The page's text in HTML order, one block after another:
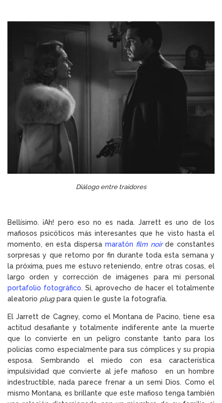
Diálogo entre traidores
Bellísimo. ¡Ah! pero eso no es nada. Jarrett es uno de los
mafiosos psicóticos más interesantes que he visto hasta el
momento, en esta dispersa maratón film noirde constantes
sorpresas y que retomo por fin durante toda esta semana y
la próxima, pues me estuvo reteniendo, entre otras cosas, el
largo orden y corrección de imágenes para mi personal
portafolio fotográfico. Sí, aprovecho de hacer el totalmente
aleatorio plugpara quien le guste la fotografía.
El Jarrett de Cagney, como el Montana de Pacino, tiene esa
actitud desafiante y totalmente indiferente ante la muerte
que lo convierte en un peligro constante tanto para los
policías como especialmente para sus cómplices y su propia
esposa. Sembrando el miedo con esa característica
impulsividad que convierte al jefe mafioso en un hombre
indestructible, nada parece frenar a un semi Dios. Como el
mismo Montana, es brillante que este mafioso tenga también